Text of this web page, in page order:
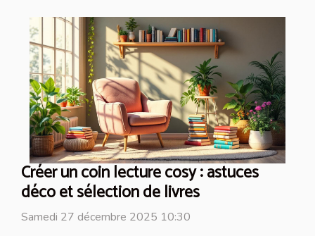
Créer un coin lecture cosy : astuces
déco et sélection de livres
Samedi 27 décembre 2025 10:30